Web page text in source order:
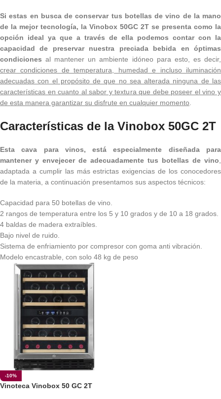
Si estas en busca de conservar tus botellas de vino de la mano
de la mejor tecnología, la Vinobox 50GC 2T se presenta como la
opción ideal ya que a través de ella podemos contar con la
capacidad de preservar nuestra preciada bebida en óptimas
condicionesal mantener un ambiente idóneo para esto, es decir,
crear condiciones de temperatura, humedad e incluso iluminación
adecuadas con el propósito de que no sea alterada ninguna de las
características en cuanto al sabor y textura que debe poseer el vino y
de esta manera garantizar su disfrute en cualquier momento
Características de la Vinobox 50GC 2T
Esta cava para vinos, está especialmente diseñada para
mantener y envejecer de adecuadamente tus botellas de vino
adaptada a cumplir las más estrictas exigencias de los conocedores
de la materia, a continuación presentamos sus aspectos técnicos:
Capacidad para 50 botellas de vino.
2 rangos de temperatura entre los 5 y 10 grados y de 10 a 18 grados.
4 baldas de madera extraíbles.
Bajo nivel de ruido.
Sistema de enfriamiento por compresor con goma anti vibración.
Modelo encastrable, con solo 48 kg de peso
-10%
Vinoteca Vinobox 50 GC 2T